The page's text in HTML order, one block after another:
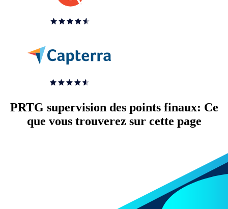
PRTG supervision des points finaux: Ce
que vous trouverez sur cette page